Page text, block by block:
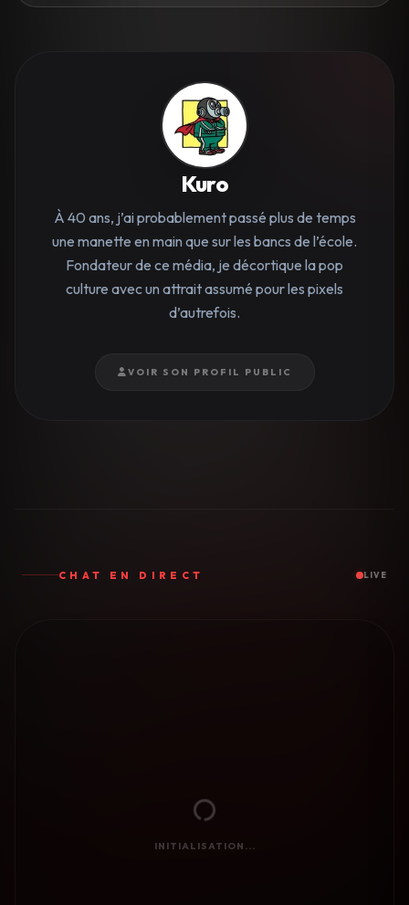
Kuro
À 40 ans, j’ai probablement passé plus de temps
une manette en main que sur les bancs de l’école.
Fondateur de ce média, je décortique la pop
culture avec un attrait assumé pour les pixels
d’autrefois.
VOIR SON PROFIL PUBLIC
CHAT EN DIRECT LIVE
INITIALISATION...